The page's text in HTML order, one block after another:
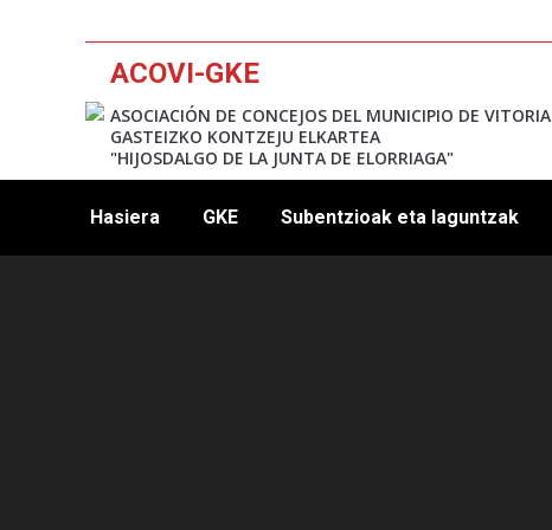
ACOVI-GKE
ASOCIACIÓN DE CONCEJOS DEL MUNICIPIO DE VITORIA
GASTEIZKO KONTZEJU ELKARTEA
"HIJOSDALGO DE LA JUNTA DE ELORRIAGA"
Hasiera GKE Subentzioak eta laguntzak